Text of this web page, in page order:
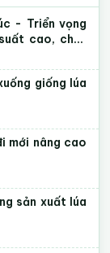
tỉnh quy định
nông trên
- Triển vọng
cao, chất
giống lúa
mới nâng cao
sản xuất lúa